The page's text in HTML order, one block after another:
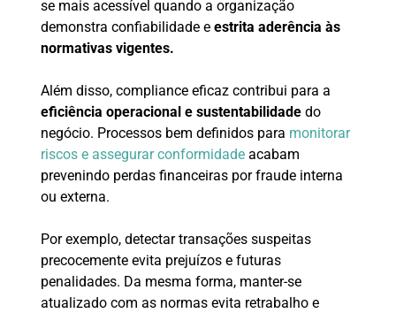
se mais acessível quando a organização
demonstra confiabilidade eestrita aderência às
normativas vigentes.
Além disso, compliance eficaz contribui para a
eficiência operacional e sustentabilidadedo
negócio. Processos bem definidos para monitorar
riscos e assegurar conformidadeacabam
prevenindo perdas financeiras por fraude interna
ou externa.
Por exemplo, detectar transações suspeitas
precocemente evita prejuízos e futuras
penalidades. Da mesma forma, manter-se
atualizado com as normas evita retrabalho e